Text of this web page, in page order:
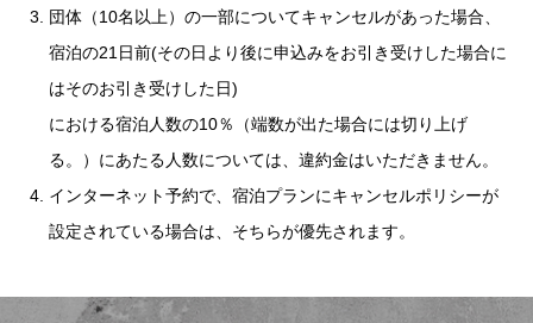
団体（10名以上）の一部についてキャンセルがあった場合、
宿泊の21日前(その日より後に申込みをお引き受けした場合に
はそのお引き受けした日)
における宿泊人数の10％（端数が出た場合には切り上げ
る。）にあたる人数については、違約金はいただきません。
インターネット予約で、宿泊プランにキャンセルポリシーが
設定されている場合は、そちらが優先されます。